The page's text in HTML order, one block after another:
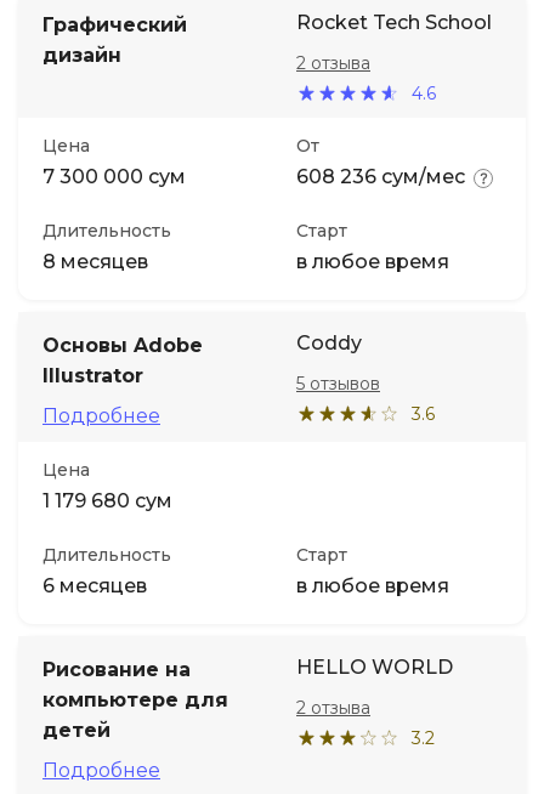
Графический
дизайн
Rocket Tech School
4.6
2 отзыва
Цена
7 300 000 сум
От
608 236 сум/мес
Длительность
8 месяцев
Старт
в любое время
Основы Adobe
Illustrator
Подробнее
Coddy
3.6
5 отзывов
Цена
1 179 680 сум
Длительность
6 месяцев
Старт
в любое время
Рисование на
компьютере для
детей
Подробнее
HELLO WORLD
3.2
2 отзыва